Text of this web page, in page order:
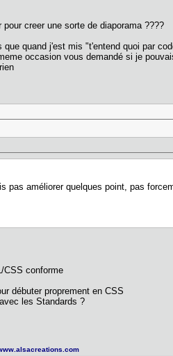
creer une sorte de diaporama ????
quand j'est mis "t'entend quoi par
occasion vous demandé si je
améliorer quelques point, pas
CSS conforme
débuter proprement en CSS
les Standards ?